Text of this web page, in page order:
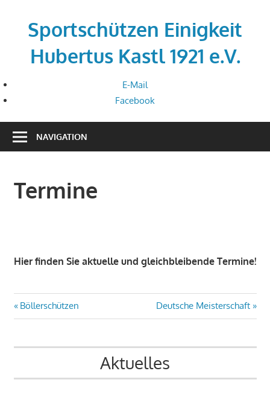
springenSportschützen Einigkeit
Hubertus Kastl 1921 e.V.
E-Mail
Facebook
NAVIGATION
Termine
Hier finden Sie aktuelle und gleichbleibende Termine!
Beitragsnavigation
Vorheriger
Beitrag:
Böllerschützen
Nächster
Beitrag:
Deutsche Meisterschaft
Aktuelles